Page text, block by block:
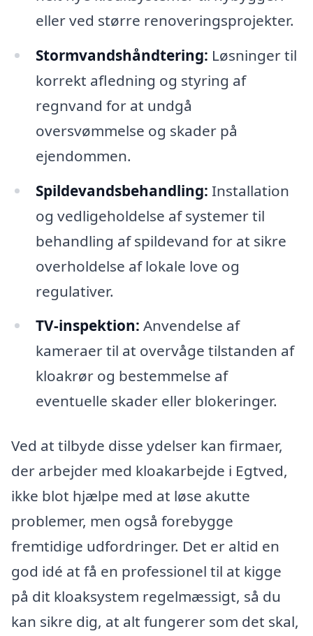
eller ved større renoveringsprojekter.
Stormvandshåndtering: Løsninger til
korrekt afledning og styring af
regnvand for at undgå
oversvømmelse og skader på
ejendommen.
Spildevandsbehandling: Installation
og vedligeholdelse af systemer til
behandling af spildevand for at sikre
overholdelse af lokale love og
regulativer.
TV-inspektion: Anvendelse af
kameraer til at overvåge tilstanden af
kloakrør og bestemmelse af
eventuelle skader eller blokeringer.
Ved at tilbyde disse ydelser kan firmaer,
der arbejder med kloakarbejde i Egtved,
ikke blot hjælpe med at løse akutte
problemer, men også forebygge
fremtidige udfordringer. Det er altid en
god idé at få en professionel til at kigge
på dit kloaksystem regelmæssigt, så du
kan sikre dig, at alt fungerer som det skal,